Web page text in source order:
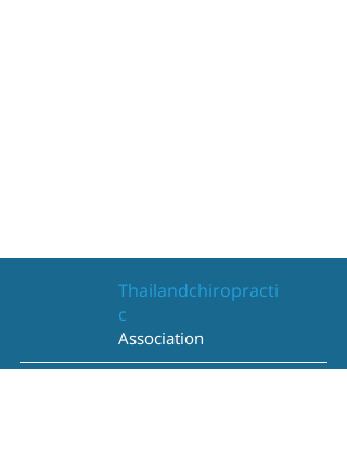
Thailandchiropracti
c
Association